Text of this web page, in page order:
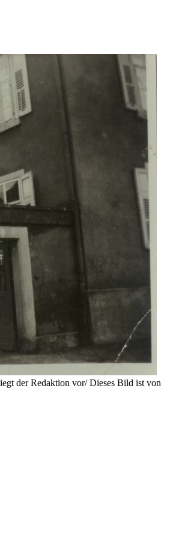
der Redaktion vor/ Dieses Bild ist von